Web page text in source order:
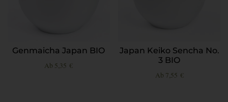
Genmaicha Japan BIO
Ab 5,35 €
Japan Keiko Sencha No.
3 BIO
Ab 7,55 €